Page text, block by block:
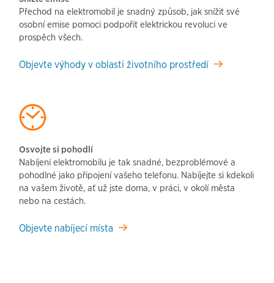
Přechod na elektromobil je snadný způsob, jak snížit své
osobní emise pomoci podpořit elektrickou revoluci ve
prospěch všech.
Objevte výhody v oblasti životního prostředí
Osvojte si pohodlí
Nabíjení elektromobilu je tak snadné, bezproblémové a
pohodlné jako připojení vašeho telefonu. Nabíjejte si kdekoli
na vašem životě, ať už jste doma, v práci, v okolí města
nebo na cestách.
Objevte nabíjecí místa